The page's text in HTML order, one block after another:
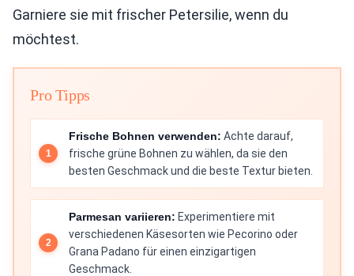
Garniere sie mit frischer Petersilie, wenn du
möchtest.
Pro Tipps
Frische Bohnen verwenden: Achte darauf,
frische grüne Bohnen zu wählen, da sie den
besten Geschmack und die beste Textur bieten.
Parmesan variieren: Experimentiere mit
verschiedenen Käsesorten wie Pecorino oder
Grana Padano für einen einzigartigen
Geschmack.